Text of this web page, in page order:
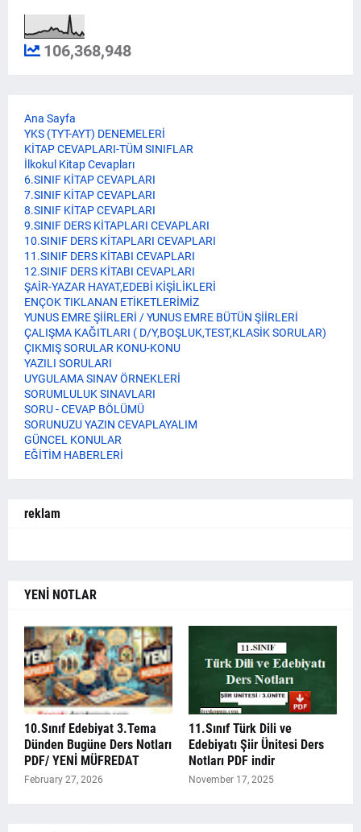
106,368,948
Ana Sayfa
YKS (TYT-AYT) DENEMELERİ
KİTAP CEVAPLARI-TÜM SINIFLAR
İlkokul Kitap Cevapları
6.SINIF KİTAP CEVAPLARI
7.SINIF KİTAP CEVAPLARI
8.SINIF KİTAP CEVAPLARI
9.SINIF DERS KİTAPLARI CEVAPLARI
10.SINIF DERS KİTAPLARI CEVAPLARI
11.SINIF DERS KİTABI CEVAPLARI
12.SINIF DERS KİTABI CEVAPLARI
ŞAİR-YAZAR HAYAT,EDEBİ KİŞİLİKLERİ
ENÇOK TIKLANAN ETİKETLERİMİZ
YUNUS EMRE ŞİİRLERİ / YUNUS EMRE BÜTÜN ŞİİRLERİ
ÇALIŞMA KAĞITLARI ( D/Y,BOŞLUK,TEST,KLASİK SORULAR)
ÇIKMIŞ SORULAR KONU-KONU
YAZILI SORULARI
UYGULAMA SINAV ÖRNEKLERİ
SORUMLULUK SINAVLARI
SORU - CEVAP BÖLÜMÜ
SORUNUZU YAZIN CEVAPLAYALIM
GÜNCEL KONULAR
EĞİTİM HABERLERİ
reklam
YENİ NOTLAR
10.Sınıf Edebiyat 3.Tema
Dünden Bugüne Ders Notları
PDF/ YENİ MÜFREDAT
February 27, 2026
11.Sınıf Türk Dili ve
Edebiyatı Şiir Ünitesi Ders
Notları PDF indir
November 17, 2025